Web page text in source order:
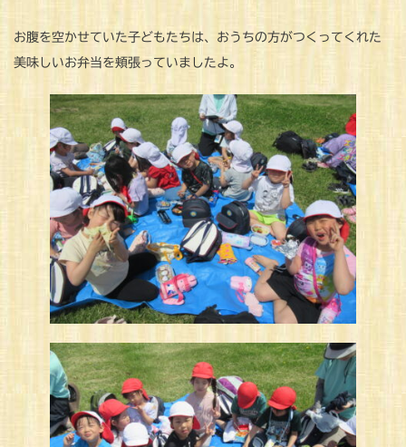
お腹を空かせていた子どもたちは、おうちの方がつくってくれた
美味しいお弁当を頬張っていましたよ。